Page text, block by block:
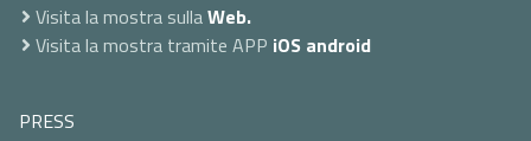
Visita la mostra sullaWeb.
Visita la mostra tramite APP iOS android
PRESS